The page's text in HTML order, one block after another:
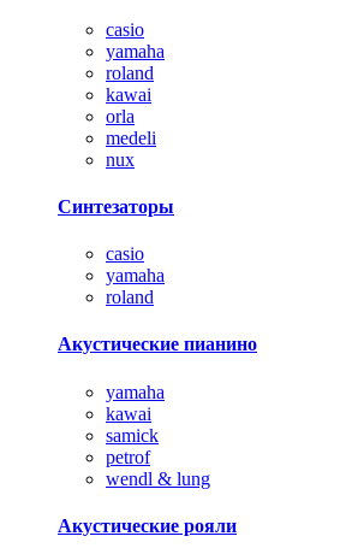
casio
yamaha
roland
kawai
orla
medeli
nux
Синтезаторы
casio
yamaha
roland
Акустические пианино
yamaha
kawai
samick
petrof
wendl & lung
Акустические рояли